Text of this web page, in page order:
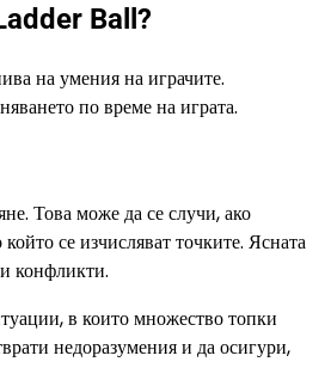
Ball?
на умения на играчите.
по време на играта.
Това може да се случи, ако
се изчисляват точките. Ясната
конфликти.
в които множество топки
недоразумения и да осигури,